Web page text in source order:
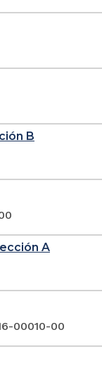
B
A
00010-00